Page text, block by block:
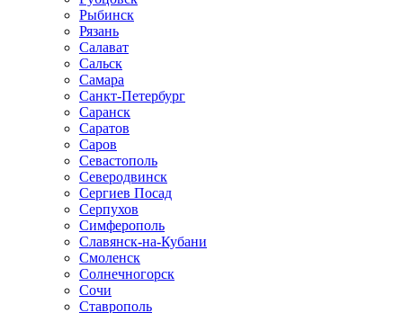
Рыбинск
Рязань
Салават
Сальск
Самара
Санкт-Петербург
Саранск
Саратов
Саров
Севастополь
Северодвинск
Сергиев Посад
Серпухов
Симферополь
Славянск-на-Кубани
Смоленск
Солнечногорск
Сочи
Ставрополь